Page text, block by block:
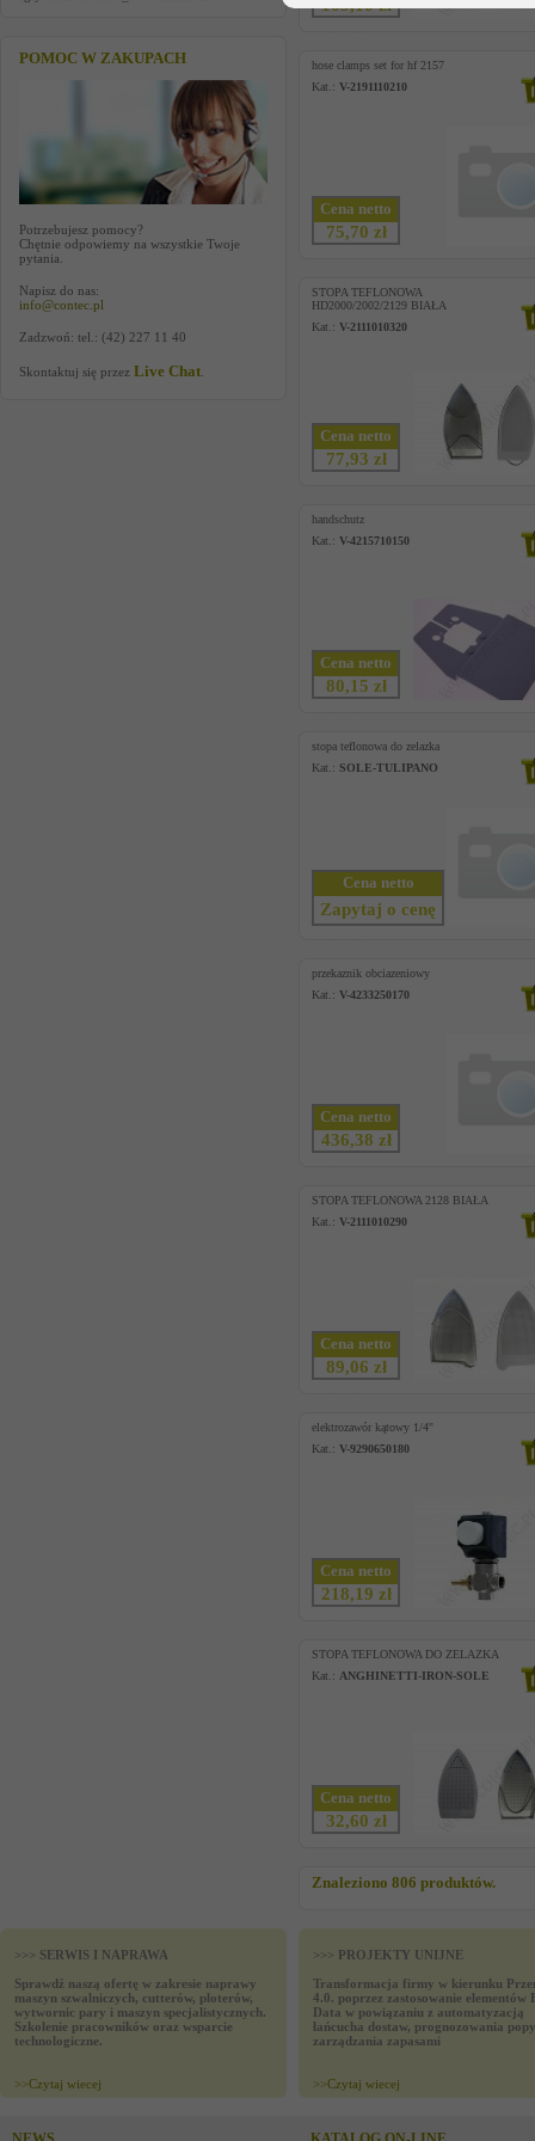
POMOC W ZAKUPACH
Potrzebujesz pomocy?
Chętnie odpowiemy na wszystkie Twoje
pytania.
Napisz do nas:
info@contec.pl
Zadzwoń: tel.: (42) 227 11 40
Skontaktuj się przez Live Chat
109,10 zł
hose clamps set for hf 2157
Kat.: V-2191110210
Cena netto
75,70 zł
STOPA TEFLONOWA
HD2000/2002/2129 BIAŁA
Kat.: V-2111010320
Cena netto
77,93 zł
handschutz
Kat.: V-4215710150
Cena netto
80,15 zł
stopa teflonowa do zelazka
Kat.: SOLE-TULIPANO
Cena netto
Zapytaj o cenę
przekaznik obciazeniowy
Kat.: V-4233250170
Cena netto
436,38 zł
STOPA TEFLONOWA 2128 BIAŁA
Kat.: V-2111010290
Cena netto
89,06 zł
elektrozawór kątowy 1/4''
Kat.: V-9290650180
Cena netto
218,19 zł
STOPA TEFLONOWA DO ZELAZKA
Kat.: ANGHINETTI-IRON-SOLE
Cena netto
32,60 zł
Znaleziono 806 produktów.
>>> SERWIS I NAPRAWA
Sprawdź naszą ofertę w zakresie naprawy
maszyn szwalniczych, cutterów, ploterów,
wytwornic pary i maszyn specjalistycznych.
Szkolenie pracowników oraz wsparcie
technologiczne.
>>Czytaj wiecej
>>> PROJEKTY UNIJNE
Transformacja firmy w kierunku
4.0. poprzez zastosowanie elementów
Data w powiązaniu z automatyzacją
łańcucha dostaw, prognozowania
zarządzania zapasami
>>Czytaj wiecej